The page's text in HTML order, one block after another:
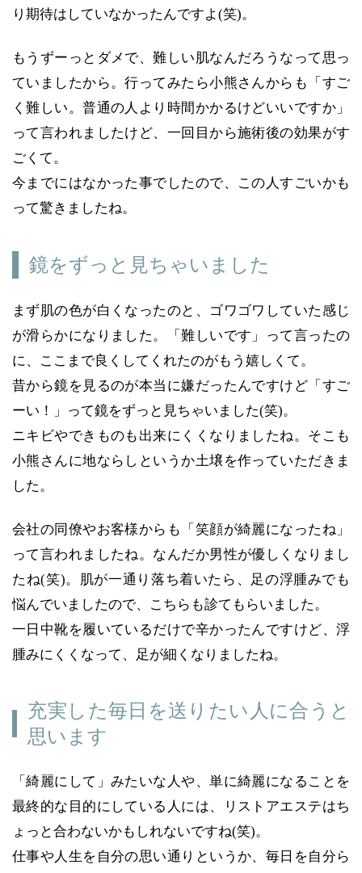
り期待はしていなかったんですよ(笑)。
もうずーっとダメで、難しい肌なんだろうなって思っ
ていましたから。行ってみたら小熊さんからも「すご
く難しい。普通の人より時間かかるけどいいですか」
って言われましたけど、一回目から施術後の効果がす
ごくて。
今までにはなかった事でしたので、この人すごいかも
って驚きましたね。
鏡をずっと見ちゃいました
まず肌の色が白くなったのと、ゴワゴワしていた感じ
が滑らかになりました。「難しいです」って言ったの
に、ここまで良くしてくれたのがもう嬉しくて。
昔から鏡を見るのが本当に嫌だったんですけど「すご
ーい！」って鏡をずっと見ちゃいました(笑)。
ニキビやできものも出来にくくなりましたね。そこも
小熊さんに地ならしというか土壌を作っていただきま
した。
会社の同僚やお客様からも「笑顔が綺麗になったね」
って言われましたね。なんだか男性が優しくなりまし
たね(笑)。肌が一通り落ち着いたら、足の浮腫みでも
悩んでいましたので、こちらも診てもらいました。
一日中靴を履いているだけで辛かったんですけど、浮
腫みにくくなって、足が細くなりましたね。
充実した毎日を送りたい人に合うと
思います
「綺麗にして」みたいな人や、単に綺麗になることを
最終的な目的にしている人には、リストアエステはち
ょっと合わないかもしれないですね(笑)。
仕事や人生を自分の思い通りというか、毎日を自分ら